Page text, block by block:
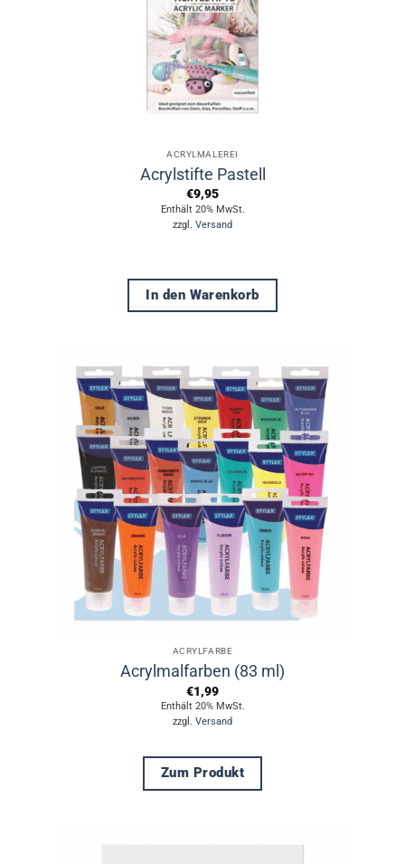
ACRYLMALEREI
Acrylstifte Pastell
€9,95
Enthält 20% MwSt.
zzgl. Versand
In den Warenkorb
ACRYLFARBE
Acrylmalfarben (83 ml)
€1,99
Enthält 20% MwSt.
zzgl. Versand
Zum Produkt